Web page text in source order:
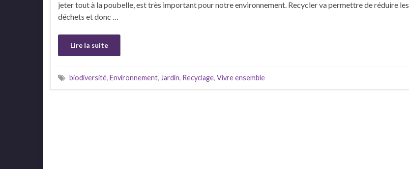
jeter tout à la poubelle, est très important pour notre environnement. Recycler va permettre de réduire les
déchets et donc …
Lire la suite
biodiversité, Environnement, Jardin, Recyclage, Vivre ensemble